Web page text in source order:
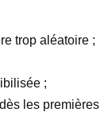
trop aléatoire ;
;
les premières